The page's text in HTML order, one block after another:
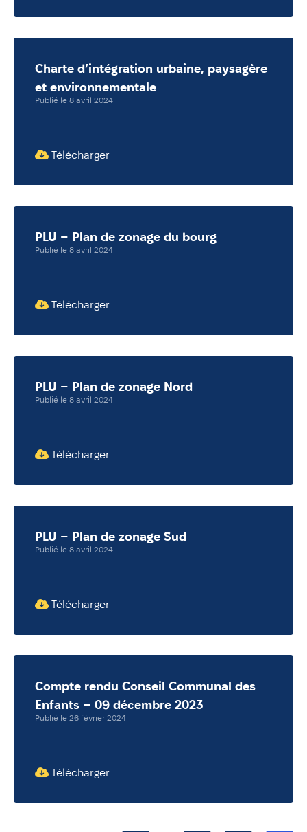
Charte d’intégration urbaine, paysagère
et environnementale
Publié le 8 avril 2024
Télécharger
PLU – Plan de zonage du bourg
Publié le 8 avril 2024
Télécharger
PLU – Plan de zonage Nord
Publié le 8 avril 2024
Télécharger
PLU – Plan de zonage Sud
Publié le 8 avril 2024
Télécharger
Compte rendu Conseil Communal des
Enfants – 09 décembre 2023
Publié le 26 février 2024
Télécharger